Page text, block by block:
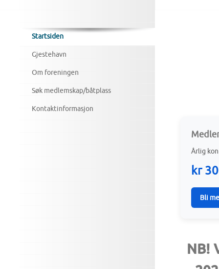
Startsiden
Gjestehavn
Om foreningen
Søk medlemskap/båtplass
Kontaktinformasjon
Årlig
kr
Bli
NB!